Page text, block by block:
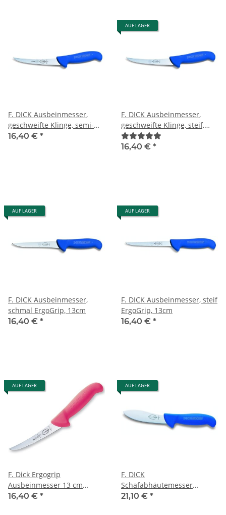
F. DICK Ausbeinmesser,
geschweifte Klinge, semi-
flexibel ErgoGrip, 13cm
16,40 € *
AUF LAGER
F. DICK Ausbeinmesser,
geschweifte Klinge, steif,
ErgoGrip, 13cm,
16,40 € *
AUF LAGER
F. DICK Ausbeinmesser,
schmal ErgoGrip, 13cm
16,40 € *
AUF LAGER
F. DICK Ausbeinmesser, steif
ErgoGrip, 13cm
16,40 € *
AUF LAGER
F. Dick Ergogrip
Ausbeinmesser 13 cm
flexibel Griff pink
16,40 € *
AUF LAGER
F. DICK
Schafabhäutemesser
ErgoGrip, 13cm
21,10 € *